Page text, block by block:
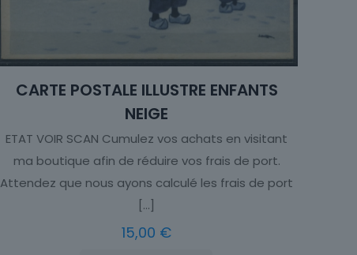
CARTE POSTALE ILLUSTRE ENFANTS
NEIGE
ETAT VOIR SCAN Cumulez vos achats en visitant
ma boutique afin de réduire vos frais de port.
Attendez que nous ayons calculé les frais de port
[…]
15,00 €